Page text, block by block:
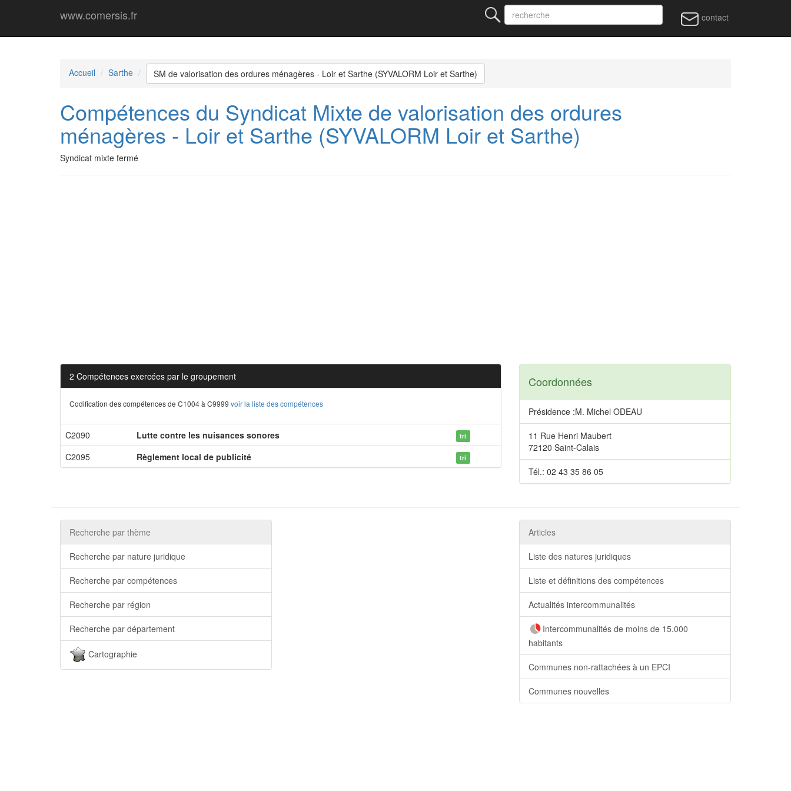
www.comersis.fr contact
Accueil Sarthe SM de valorisation des ordures ménagères - Loir et Sarthe (SYVALORM Loir et Sarthe)
Compétences du Syndicat Mixte de valorisation des ordures
ménagères - Loir et Sarthe (SYVALORM Loir et Sarthe)
Syndicat mixte fermé
2 Compétences exercées par le groupement
Codification des compétences de C1004 à C9999 voir la liste des compétences
C2090 Lutte contre les nuisances sonores tri
C2095 Règlement local de publicité tri
Coordonnées
Présidence :M. Michel ODEAU
11 Rue Henri Maubert
72120 Saint-Calais
Tél.: 02 43 35 86 05
Recherche par thème
Recherche par nature juridique
Recherche par compétences
Recherche par région
Recherche par département
Cartographie
Articles
Liste des natures juridiques
Liste et définitions des compétences
Actualités intercommunalités
Intercommunalités de moins de 15.000
habitants
Communes non-rattachées à un EPCI
Communes nouvelles